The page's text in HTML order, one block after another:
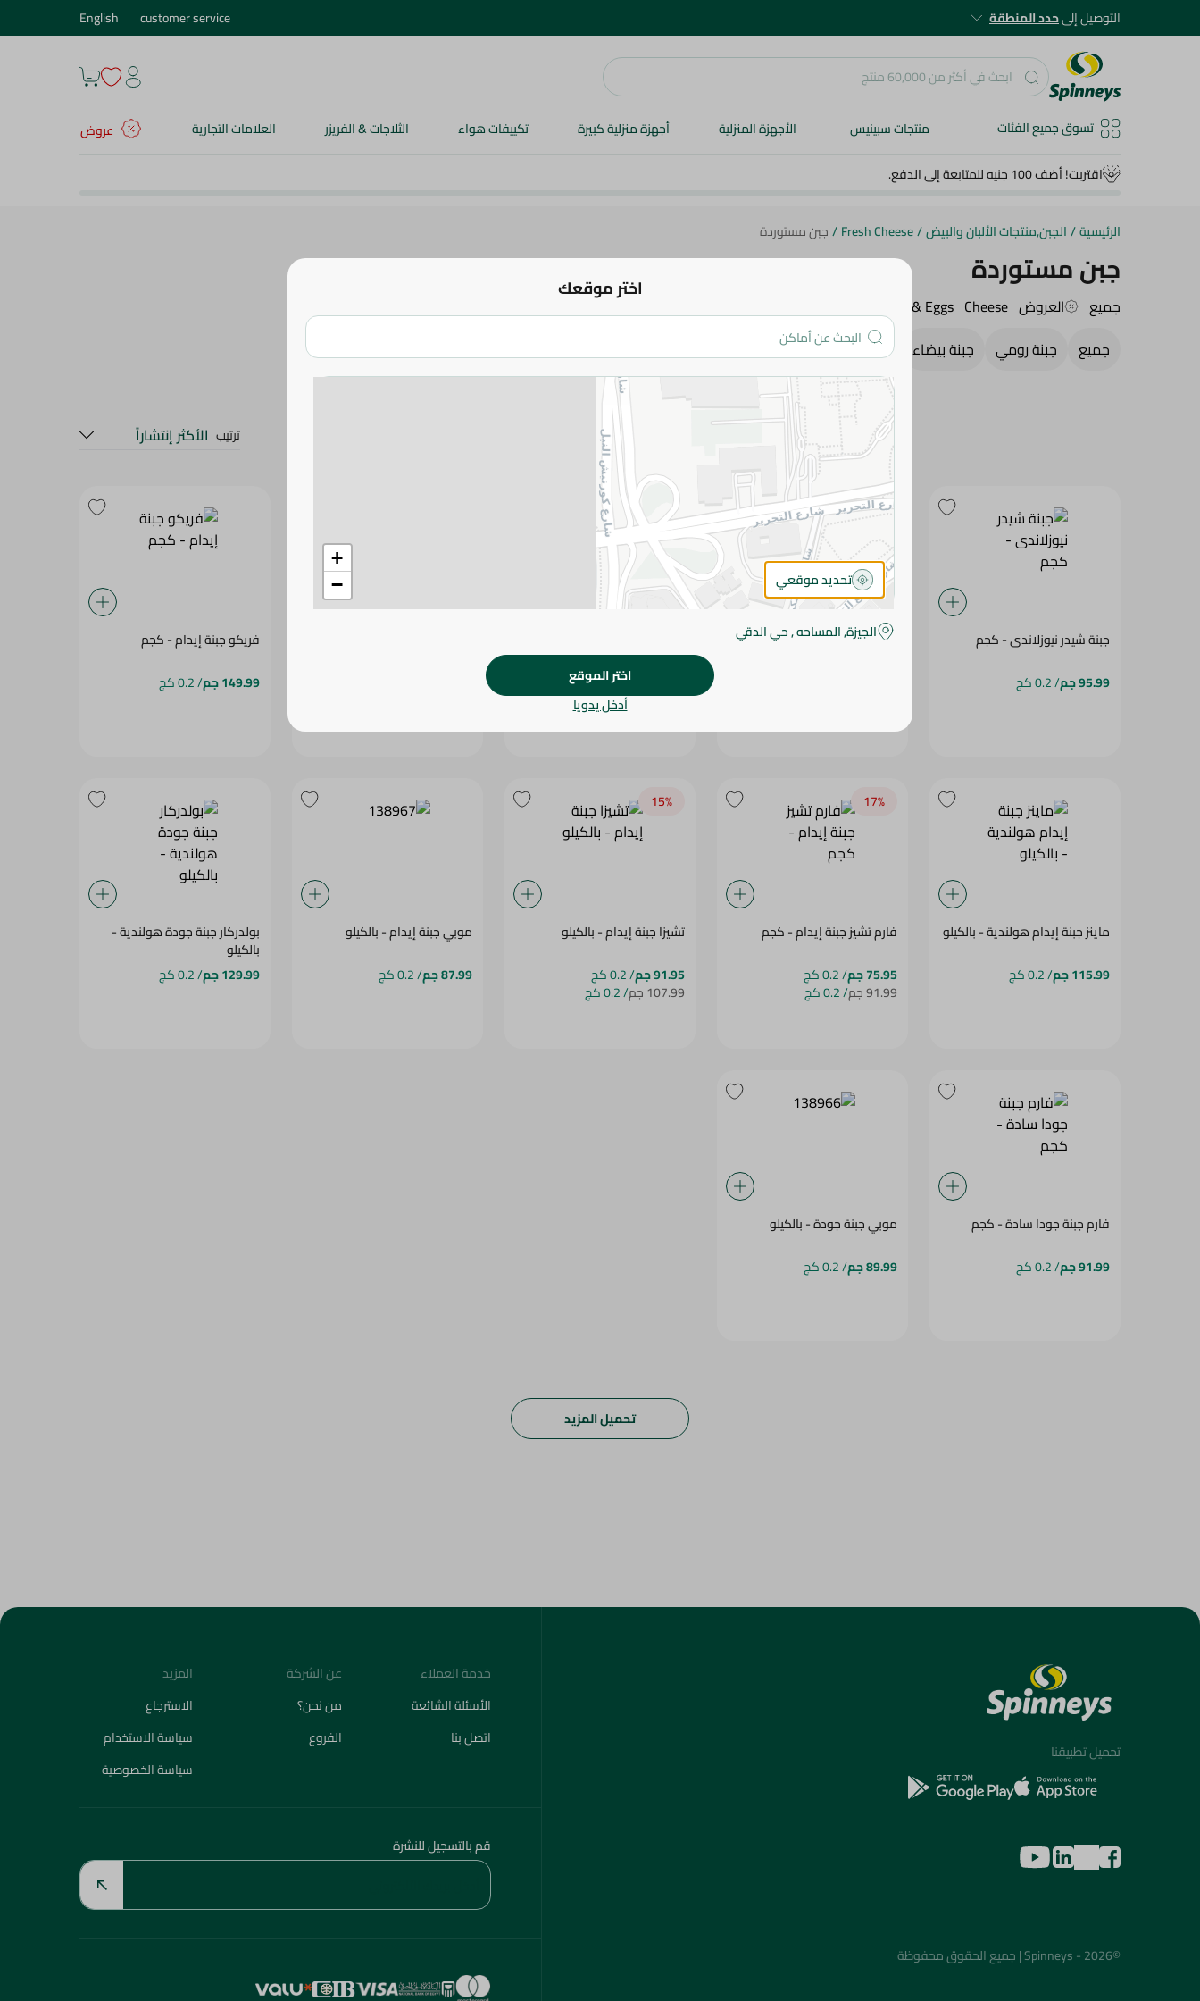
التوصيل إلىحدد المنطقة customer service
English
تسوق جميع الفئات منتجات سبينيس الأجهزة المنزلية أجهزة منزلية كبيرة تكييفات هواء الثلاجات & الفريزر العلامات التجارية
عروض
اقتربت! أضف 100 جنيه للمتابعة إلى الدفع.
الرئيسية/الجبن,منتجات الألبان والبيض/
Fresh Cheese
/جبن مستوردة
جبن مستوردة
جميع العروض Cheese
Dairy & Eggs منتجات الزبادي الزبدة
جميع
جبنة رومي جبنة بيضاء جبن مطبوخ جبنة شامي
ترتيب الأكثر إنتشاراً
جبنة شيدر نيوزلاندى - كجم
95.99 جم
/ 0.2 كج
جبنة شيدر إيرلندية - كجم
بالكيلو
فريكو جبنة إيدام - كجم
149.99 جم
/ 0.2 كج
ماينز جبنة إيدام هولندية - بالكيلو
115.99 جم
/ 0.2 كج
17‎%‎
فارم تشيز جبنة إيدام - كجم
75.95 جم
/ 0.2 كج
91.99 جم / 0.2 كج
15‎%‎
تشيزا جبنة إيدام - بالكيلو
91.95 جم
/ 0.2 كج
107.99 جم / 0.2 كج
موبي جبنة إيدام - بالكيلو
87.99 جم
/ 0.2 كج
بولدركار جبنة جودة هولندية -
بالكيلو
129.99 جم
/ 0.2 كج
فارم جبنة جودا سادة - كجم
91.99 جم
/ 0.2 كج
موبي جبنة جودة - بالكيلو
89.99 جم
/ 0.2 كج
تحميل المزيد
اختر موقعك
+
−
تحديد موقعي
الجيزة, المساحه , حي الدقي
اختر الموقع
أدخل يدويا
تحميل تطبيقنا
©2026 - Spinneys | جميع الحقوق محفوظة
خدمة العملاء
الأسئلة الشائعة
اتصل بنا
عن الشركة
من نحن؟
الفروع
المزيد
الاسترجاع
سياسة الاستخدام
سياسة الخصوصية
قم بالتسجيل للنشرة